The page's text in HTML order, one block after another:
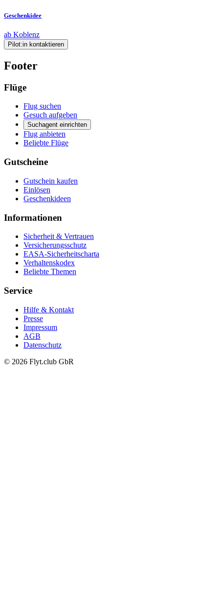
Geschenkidee
ab Koblenz
Pilot:in kontaktieren
Footer
Flüge
Flug suchen
Gesuch aufgeben
Suchagent einrichten
Flug anbieten
Beliebte Flüge
Gutscheine
Gutschein kaufen
Einlösen
Geschenkideen
Informationen
Sicherheit & Vertrauen
Versicherungsschutz
EASA-Sicherheitscharta
Verhaltenskodex
Beliebte Themen
Service
Hilfe & Kontakt
Presse
Impressum
AGB
Datenschutz
© 2026 Flyt.club GbR